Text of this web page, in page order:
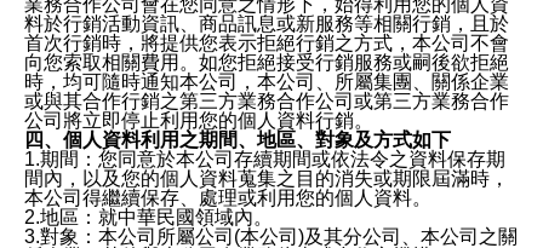
業務合作公司會在您同意之情形下，始得利用您的個人資
料於行銷活動資訊、商品訊息或新服務等相關行銷，且於
首次行銷時，將提供您表示拒絕行銷之方式，本公司不會
向您索取相關費用。如您拒絕接受行銷服務或嗣後欲拒絕
時，均可隨時通知本公司，本公司、所屬集團、關係企業
或與其合作行銷之第三方業務合作公司或第三方業務合作
公司將立即停止利用您的個人資料行銷。
四、個人資料利用之期間、地區、對象及方式如下
1.期間：您同意於本公司存續期間或依法令之資料保存期
間內，以及您的個人資料蒐集之目的消失或期限屆滿時，
本公司得繼續保存、處理或利用您的個人資料。
2.地區：就中華民國領域內。
3.對象：本公司所屬公司(本公司)及其分公司、本公司之關